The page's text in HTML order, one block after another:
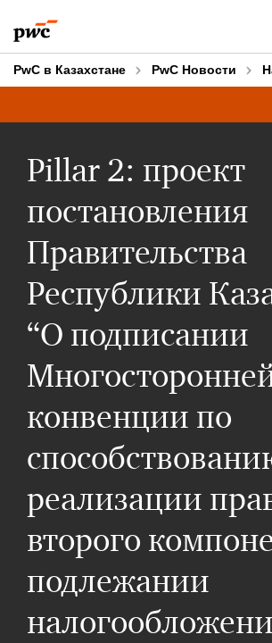
to
content
to
footer
PwC в Казахстане PwC Новости
Pillar 2: проект
постановления
Правительства
Республики
“О подписании
конвенции по
реализации
второго
подлежании